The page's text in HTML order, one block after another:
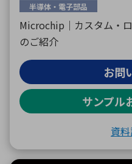
半導体・電子部品
Microchip｜カスタム・
のご紹介
お問
サンプル
資